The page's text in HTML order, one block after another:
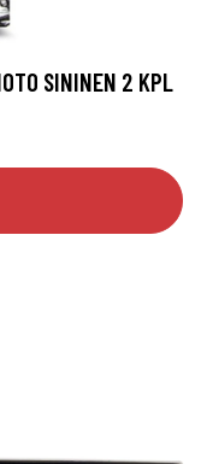
SININEN 2 KPL